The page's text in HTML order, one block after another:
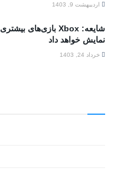
اردیبهشت 9, 1403
نمایش خواهد داد
خرداد 24, 1403